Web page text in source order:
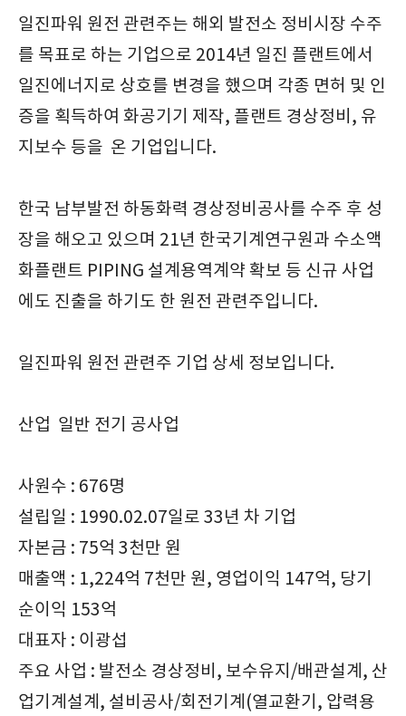
일진파워 원전 관련주는 해외 발전소 정비시장 수주
를 목표로 하는 기업으로 2014년 일진 플랜트에서
일진에너지로 상호를 변경을 했으며 각종 면허 및 인
증을 획득하여 화공기기 제작, 플랜트 경상정비, 유
지보수 등을 온 기업입니다.
한국 남부발전 하동화력 경상정비공사를 수주 후 성
장을 해오고 있으며 21년 한국기계연구원과 수소액
화플랜트 PIPING 설계용역계약 확보 등 신규 사업
에도 진출을 하기도 한 원전 관련주입니다.
일진파워 원전 관련주 기업 상세 정보입니다.
산업 일반 전기 공사업
사원수 : 676명
설립일 : 1990.02.07일로 33년 차 기업
자본금 : 75억 3천만 원
매출액 : 1,224억 7천만 원, 영업이익 147억, 당기
순이익 153억
대표자 : 이광섭
주요 사업 : 발전소 경상정비, 보수유지/배관설계, 산
업기계설계, 설비공사/회전기계(열교환기, 압력용